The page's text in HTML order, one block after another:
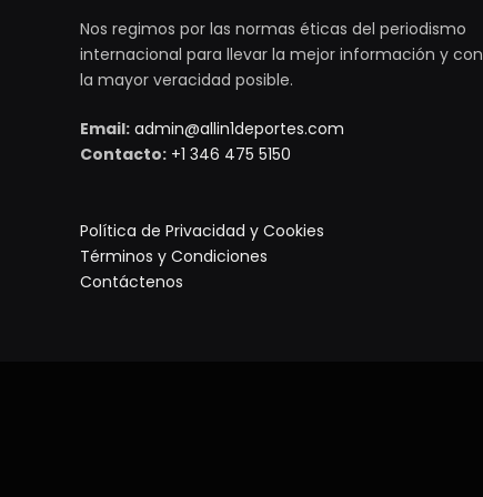
Nos regimos por las normas éticas del periodismo
internacional para llevar la mejor información y con
la mayor veracidad posible.
Email: admin@allin1deportes.com
Contacto: +1 346 475 5150
Política de Privacidad y Cookies
Términos y Condiciones
Contáctenos